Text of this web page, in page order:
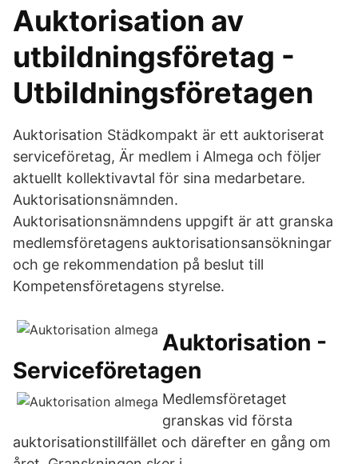
Auktorisation av
utbildningsföretag -
Utbildningsföretagen
Auktorisation Städkompakt är ett auktoriserat
serviceföretag, Är medlem i Almega och följer
aktuellt kollektivavtal för sina medarbetare.
Auktorisations­nämnden.
Auktorisationsnämndens uppgift är att granska
medlems­företagens auktorisationsansökningar
och ge rekommendation på beslut till
Kompetens­företagens styrelse.
Auktorisation -
Serviceföretagen
Medlems­företaget
granskas vid första
auktorisationstillfället och därefter en gång om